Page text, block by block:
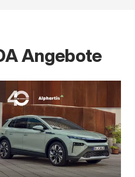
Angebote